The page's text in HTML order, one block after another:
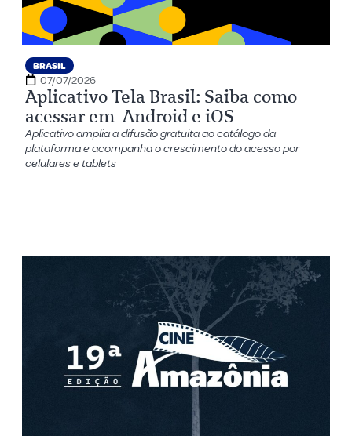
BRASIL
07/07/2026
Aplicativo Tela Brasil: Saiba como
acessar em Android e iOS
Aplicativo amplia a difusão gratuita ao catálogo da
plataforma e acompanha o crescimento do acesso por
celulares e tablets